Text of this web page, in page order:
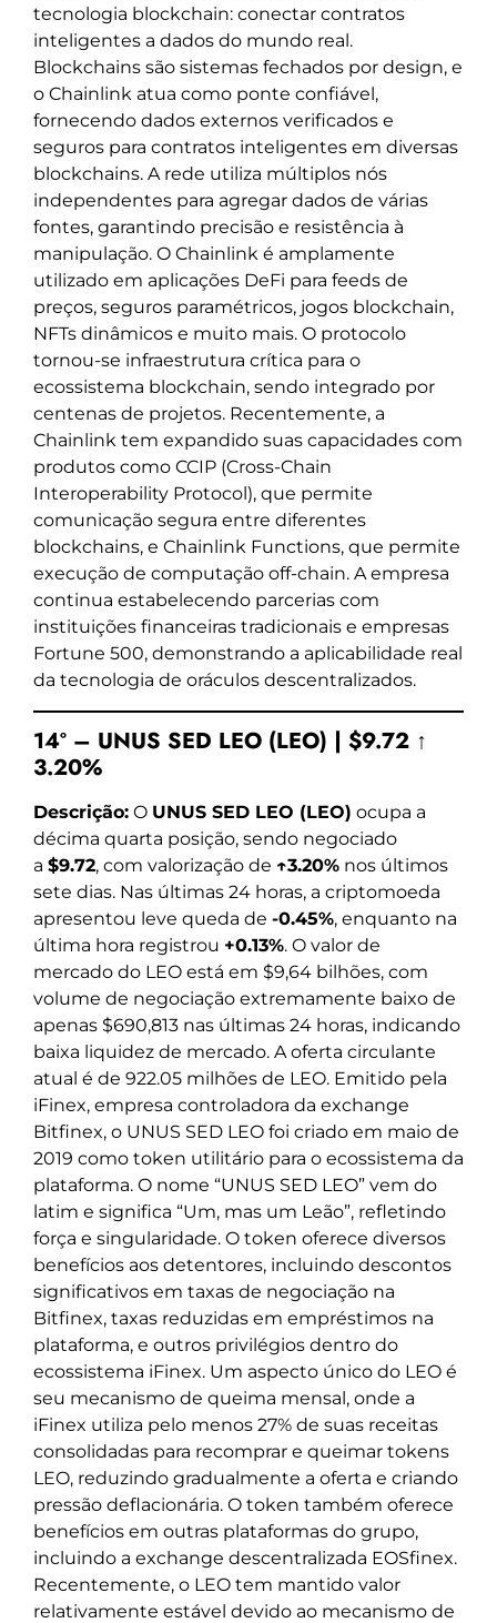
tecnologia blockchain: conectar contratos
inteligentes a dados do mundo real.
Blockchains são sistemas fechados por design, e
o Chainlink atua como ponte confiável,
fornecendo dados externos verificados e
seguros para contratos inteligentes em diversas
blockchains. A rede utiliza múltiplos nós
independentes para agregar dados de várias
fontes, garantindo precisão e resistência à
manipulação. O Chainlink é amplamente
utilizado em aplicações DeFi para feeds de
preços, seguros paramétricos, jogos blockchain,
NFTs dinâmicos e muito mais. O protocolo
tornou-se infraestrutura crítica para o
ecossistema blockchain, sendo integrado por
centenas de projetos. Recentemente, a
Chainlink tem expandido suas capacidades com
produtos como CCIP (Cross-Chain
Interoperability Protocol), que permite
comunicação segura entre diferentes
blockchains, e Chainlink Functions, que permite
execução de computação off-chain. A empresa
continua estabelecendo parcerias com
instituições financeiras tradicionais e empresas
Fortune 500, demonstrando a aplicabilidade real
da tecnologia de oráculos descentralizados.
14º – UNUS SED LEO (LEO) | $9.72 ↑
3.20%
Descrição: O UNUS SED LEO (LEO) ocupa a
décima quarta posição, sendo negociado
a $9.72, com valorização de ↑3.20% nos últimos
sete dias. Nas últimas 24 horas, a criptomoeda
apresentou leve queda de -0.45%, enquanto na
última hora registrou +0.13%. O valor de
mercado do LEO está em $9,64 bilhões, com
volume de negociação extremamente baixo de
apenas $690,813 nas últimas 24 horas, indicando
baixa liquidez de mercado. A oferta circulante
atual é de 922.05 milhões de LEO. Emitido pela
iFinex, empresa controladora da exchange
Bitfinex, o UNUS SED LEO foi criado em maio de
2019 como token utilitário para o ecossistema da
plataforma. O nome “UNUS SED LEO” vem do
latim e significa “Um, mas um Leão”, refletindo
força e singularidade. O token oferece diversos
benefícios aos detentores, incluindo descontos
significativos em taxas de negociação na
Bitfinex, taxas reduzidas em empréstimos na
plataforma, e outros privilégios dentro do
ecossistema iFinex. Um aspecto único do LEO é
seu mecanismo de queima mensal, onde a
iFinex utiliza pelo menos 27% de suas receitas
consolidadas para recomprar e queimar tokens
LEO, reduzindo gradualmente a oferta e criando
pressão deflacionária. O token também oferece
benefícios em outras plataformas do grupo,
incluindo a exchange descentralizada EOSfinex.
Recentemente, o LEO tem mantido valor
relativamente estável devido ao mecanismo de